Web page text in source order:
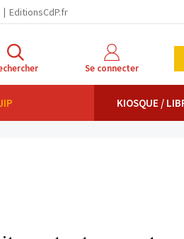
EditionsCdP.fr
Se connecter
KIOSQUE /